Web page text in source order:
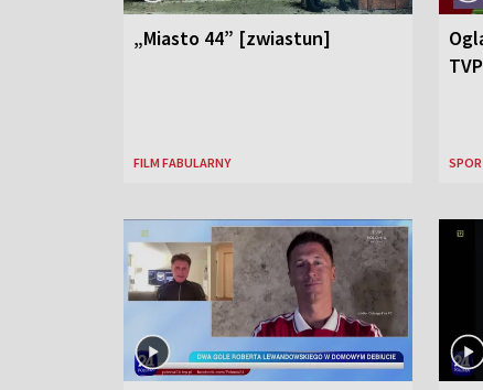
„Miasto 44” [zwiastun]
FILM FABULARNY